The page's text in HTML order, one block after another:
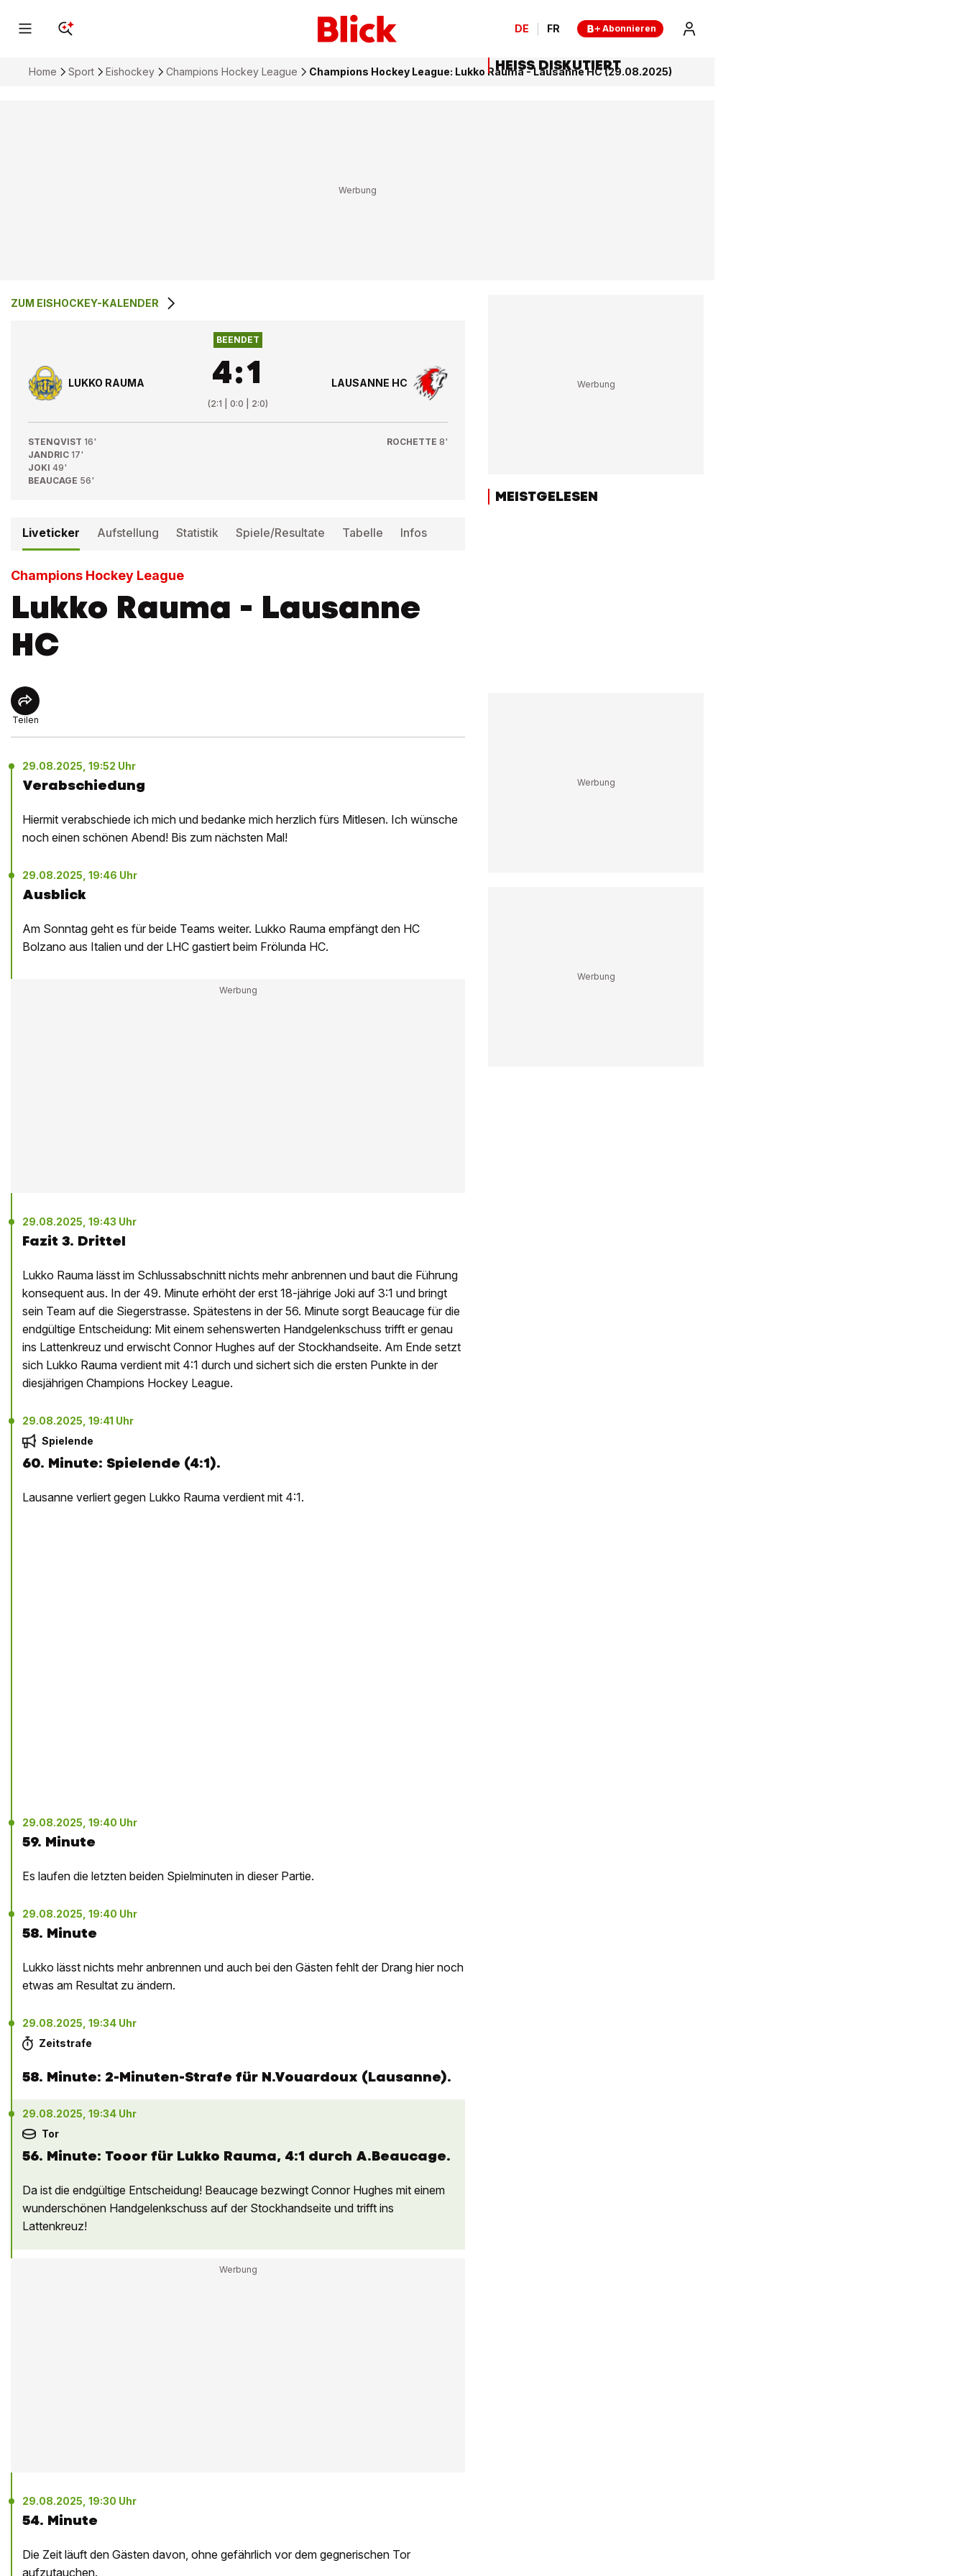
DE FR Abonnieren
Home Sport Eishockey Champions Hockey League Champions Hockey League: Lukko Rauma - Lausanne HC (29.08.2025)
ZUM EISHOCKEY-KALENDER
LUKKO RAUMA
BEENDET
4:1
(2:1 | 0:0 | 2:0)
LAUSANNE HC
STENQVIST 16'
JANDRIC 17'
JOKI 49'
BEAUCAGE 56'
ROCHETTE 8'
Liveticker Aufstellung Statistik Spiele/Resultate Tabelle Infos
Champions Hockey League
Lukko Rauma - Lausanne
HC
Teilen
29.08.2025, 19:52 Uhr
Verabschiedung
Hiermit verabschiede ich mich und bedanke mich herzlich fürs Mitlesen. Ich wünsche
noch einen schönen Abend! Bis zum nächsten Mal!
29.08.2025, 19:46 Uhr
Ausblick
Am Sonntag geht es für beide Teams weiter. Lukko Rauma empfängt den HC
Bolzano aus Italien und der LHC gastiert beim Frölunda HC.
29.08.2025, 19:43 Uhr
Fazit 3. Drittel
Lukko Rauma lässt im Schlussabschnitt nichts mehr anbrennen und baut die Führung
konsequent aus. In der 49. Minute erhöht der erst 18-jährige Joki auf 3:1 und bringt
sein Team auf die Siegerstrasse. Spätestens in der 56. Minute sorgt Beaucage für die
endgültige Entscheidung: Mit einem sehenswerten Handgelenkschuss trifft er genau
ins Lattenkreuz und erwischt Connor Hughes auf der Stockhandseite. Am Ende setzt
sich Lukko Rauma verdient mit 4:1 durch und sichert sich die ersten Punkte in der
diesjährigen Champions Hockey League.
29.08.2025, 19:41 Uhr
Spielende
60. Minute: Spielende (4:1).
Lausanne verliert gegen Lukko Rauma verdient mit 4:1.
29.08.2025, 19:40 Uhr
59. Minute
Es laufen die letzten beiden Spielminuten in dieser Partie.
29.08.2025, 19:40 Uhr
58. Minute
Lukko lässt nichts mehr anbrennen und auch bei den Gästen fehlt der Drang hier noch
etwas am Resultat zu ändern.
29.08.2025, 19:34 Uhr
Zeitstrafe
58. Minute: 2-Minuten-Strafe für N.Vouardoux (Lausanne).
29.08.2025, 19:34 Uhr
Tor
56. Minute: Tooor für Lukko Rauma, 4:1 durch A.Beaucage.
Da ist die endgültige Entscheidung! Beaucage bezwingt Connor Hughes mit einem
wunderschönen Handgelenkschuss auf der Stockhandseite und trifft ins
Lattenkreuz!
29.08.2025, 19:30 Uhr
54. Minute
Die Zeit läuft den Gästen davon, ohne gefährlich vor dem gegnerischen Tor
aufzutauchen.
HEISS DISKUTIERT
MEISTGELESEN